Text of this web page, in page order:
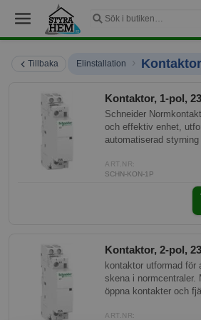
Tillbaka Elinstallation › Kontaktor
Kontaktor, 1-pol,
Schneider
och effektiv enhet,
automatiserad
robusta konstruktion
användning i olika
ART.NR:
SCHN-KON-1P
Kontaktor, 2-pol,
kontaktor utformad för
skena i normcentraler.
öppna kontakter och
av små motorer. Den
ART.NR: